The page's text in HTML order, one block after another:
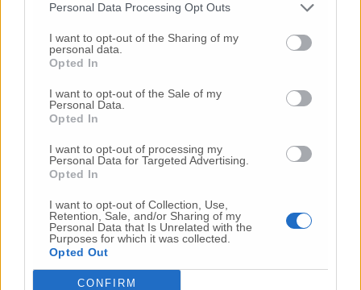
Personal Data Processing Opt Outs
I want to opt-out of the Sharing of my
personal data.
Opted In
I want to opt-out of the Sale of my
Personal Data.
Opted In
I want to opt-out of processing my
Personal Data for Targeted Advertising.
Opted In
I want to opt-out of Collection, Use,
Retention, Sale, and/or Sharing of my
Personal Data that Is Unrelated with the
Purposes for which it was collected.
Opted Out
CONFIRM
leggerezza di bloccare i cantieri, ci vorrebbero
5 anni prima che possano ripartire”. Santarelli
ha rimarcato inoltre di ritenere “poco
rispettoso verso la città e il territorio” il
mancato invito alle istituzioni cittadine.
“Domani – ha proseguito- con l’assessore
Arcioni saremo al Mise a Roma per un
progetto importante per la nostra città ma è
difficile parlare di progetti per rilanciare il
territorio se la Regione poi pensa di bloccare i
lavori per un’arteria così importante. Da parte
nostra rimane comunque l’impegno per
riuscire a interloquire con il Ministero per la
situazione che sta vivendo il nostro
territorio”.